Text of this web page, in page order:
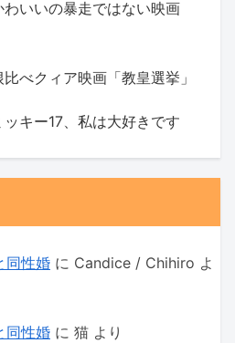
わいいの暴走ではない映画
べクィア映画「教皇選挙」
ッキー17、私は大好きです
同性婚 に Candice / Chihiro よ
同性婚 に 猫 より